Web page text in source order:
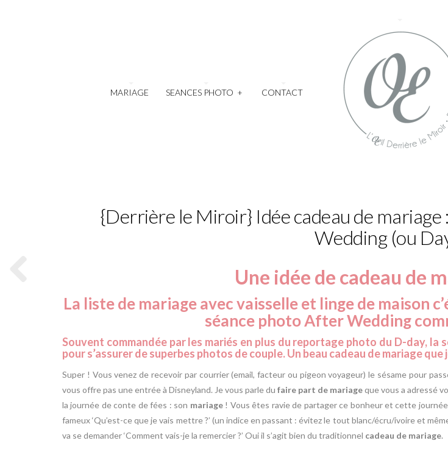
MARIAGE SEANCES PHOTO + CONTACT
{Derrière le Miroir} Idée cadeau de
Wedding (ou
Une idée de cadeau de
La liste de mariage avec vaisselle et linge de maison
séance photo After Wedding
Souvent commandée par les mariés en plus du reportage photo du D-day,
pour s’assurer de superbes photos de couple. Un beau cadeau de mariage
Super ! Vous venez de recevoir par courrier (email, facteur ou pigeon voyageur) le sésame pour
vous offre pas une entrée à Disneyland. Je vous parle du faire part de mariageque vous a adressé
la journée de conte de fées : son mariage ! Vous êtes ravie de partager ce bonheur et cette
fameux ‘Qu’est-ce que je vais mettre ?’ (un indice en passant : évitez le tout blanc/écru/ivoire et
va se demander ‘Comment vais-je la remercier ?’ Oui il s’agit bien du traditionnel cadeau de mariage.